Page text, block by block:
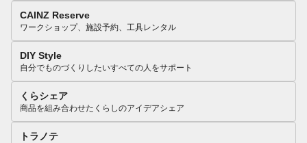
CAINZ Reserve
ワークショップ、施設予約、工具レンタル
DIY Style
自分でものづくりしたいすべての人をサポート
くらシェア
商品を組み合わせたくらしのアイデアシェア
トラノテ